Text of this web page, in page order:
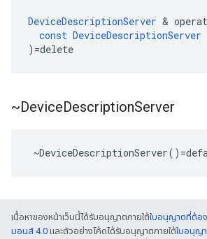
DeviceDescriptionServer &
const DeviceDescriptionServer
) =delete
~DeviceDescriptionServer
เนื้อหาของหน้าเว็บนี้ได้รับอนุญาตภายใต้ใบอนุญาตที่ต้อ
มอนส์ 4.0 และตัวอย่างโค้ดได้รับอนุญาตภายใต้ใบอนุญ